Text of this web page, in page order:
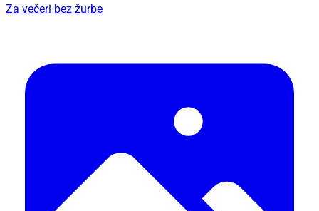
Za večeri bez žurbe